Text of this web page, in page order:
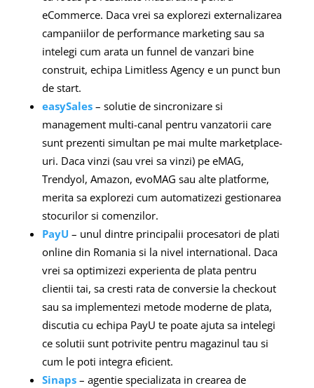
eCommerce. Daca vrei sa explorezi externalizarea
campaniilor de performance marketing sau sa
intelegi cum arata un funnel de vanzari bine
construit, echipa Limitless Agency e un punct bun
de start.
easySales – solutie de sincronizare si
management multi-canal pentru vanzatorii care
sunt prezenti simultan pe mai multe marketplace-
uri. Daca vinzi (sau vrei sa vinzi) pe eMAG,
Trendyol, Amazon, evoMAG sau alte platforme,
merita sa explorezi cum automatizezi gestionarea
stocurilor si comenzilor.
PayU – unul dintre principalii procesatori de plati
online din Romania si la nivel international. Daca
vrei sa optimizezi experienta de plata pentru
clientii tai, sa cresti rata de conversie la checkout
sau sa implementezi metode moderne de plata,
discutia cu echipa PayU te poate ajuta sa intelegi
ce solutii sunt potrivite pentru magazinul tau si
cum le poti integra eficient.
Sinaps – agentie specializata in crearea de